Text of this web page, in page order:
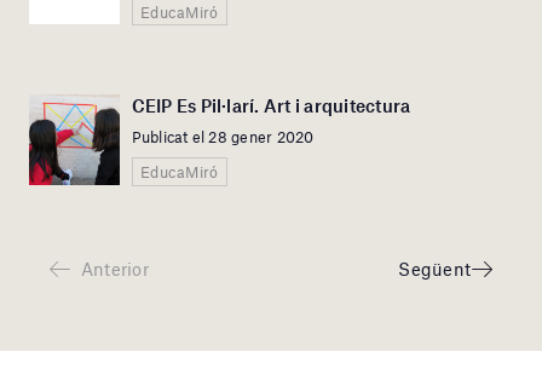
EducaMiró
CEIP Es Pil·larí. Art i arquitectura
Publicat el 28 gener 2020
EducaMiró
Anterior Següent